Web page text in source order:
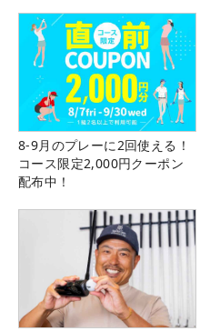
8-9月のプレーに2回使える！
コース限定2,000円クーポン
配布中！